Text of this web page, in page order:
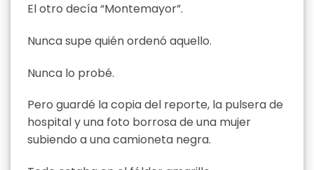
El otro decía “Montemayor”.
Nunca supe quién ordenó aquello.
Nunca lo probé.
Pero guardé la copia del reporte, la pulsera de
hospital y una foto borrosa de una mujer
subiendo a una camioneta negra.